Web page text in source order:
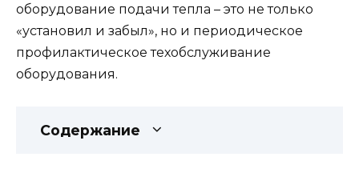
оборудование подачи тепла – это не только
«установил и забыл», но и периодическое
профилактическое техобслуживание
оборудования.
Содержание